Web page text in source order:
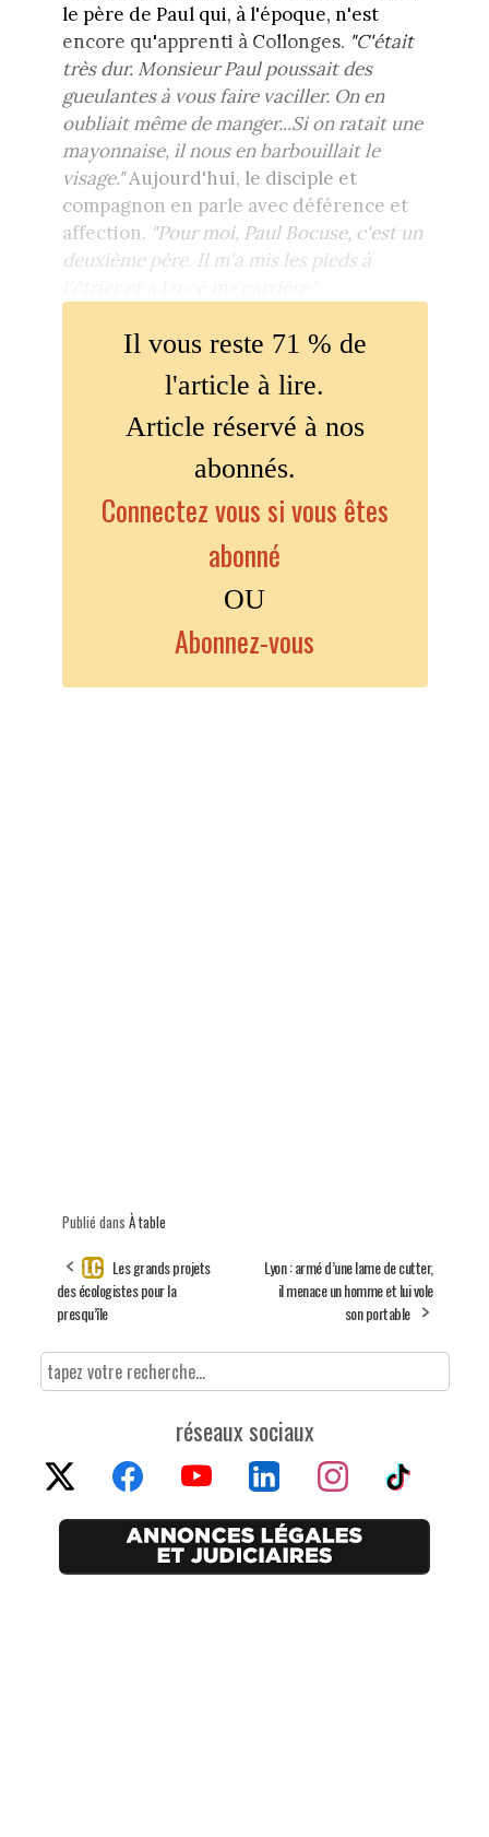
le père de Paul qui, à l'époque, n'est
encore qu'apprenti à Collonges. "C'était
très dur. Monsieur Paul poussait des
gueulantes à vous faire vaciller. On en
oubliait même de manger...Si on ratait une
mayonnaise, il nous en barbouillait le
visage."Aujourd'hui, le disciple et
compagnon en parle avec déférence et
affection. "Pour moi, Paul Bocuse, c'est un
deuxième père. Il m'a mis les pieds à
Il vous reste 71 % de
l'article à lire.
Article réservé à nos
abonnés.
Connectez vous si vous êtes
abonné
OU
Abonnez-vous
Publié dans À table
Les grands projets
des écologistes pour la
presqu’île
Lyon : armé d’une lame de cutter,
il menace un homme et lui vole
son portable
réseaux sociaux